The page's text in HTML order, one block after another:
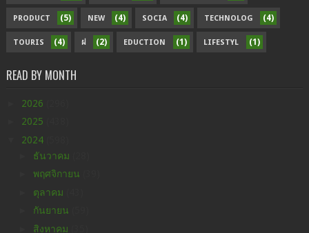
PRODUCT (5) NEW (4) SOCIA (4) TECHNOLOG (4)
TOURIS (4) ฝ (2) EDUCTION (1) LIFESTYL (1)
READ BY MONTH
2026
2025
2024
ธันวาคม
พฤศจิกายน
ตุลาคม
กันยายน
สิงหาคม